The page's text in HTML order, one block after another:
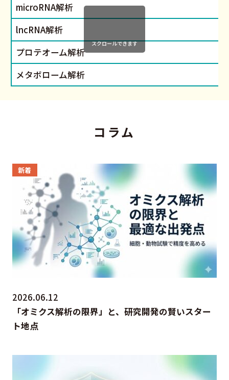
microRNA解析
lncRNA解析
プロテオーム解析
メタボローム解析
スクロールできます
コラム
新着
2026.06.12
「オミクス解析の限界」と、研究開発の賢いスター
ト地点